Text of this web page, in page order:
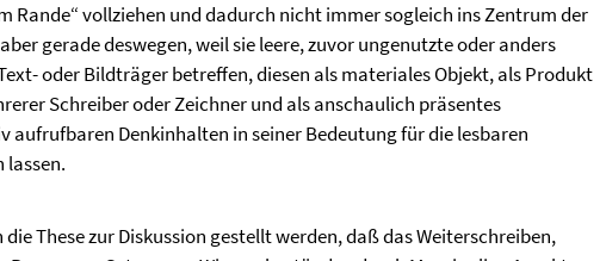
Rande“ vollziehen und dadurch nicht immer sogleich ins Zentrum der
gerade deswegen, weil sie leere, zuvor ungenutzte oder anders
oder Bildträger betreffen, diesen als materiales Objekt, als Produkt
Schreiber oder Zeichner und als anschaulich präsentes
aufrufbaren Denkinhalten in seiner Bedeutung für die lesbaren
lassen.
These zur Diskussion gestellt werden, daß das Weiterschreiben,